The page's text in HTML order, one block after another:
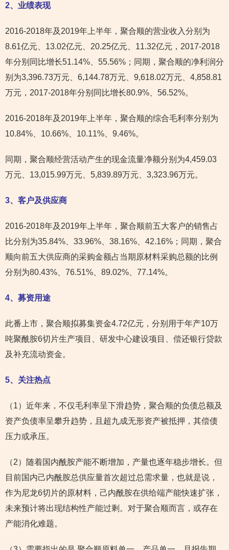
2、业绩表现
2016-2018年及2019年上半年，聚合顺的营业收入分别为
8.61亿元、13.02亿元、20.25亿元、11.32亿元，2017-2018
年分别同比增长51.14%、55.56%；同期，聚合顺的净利润分
别为3,396.73万元、6,144.78万元、9,618.02万元、4,858.81
万元，2017-2018年分别同比增长80.9%、56.52%。
2016-2018年及2019年上半年，聚合顺的综合毛利率分别为
10.84%、10.66%、10.11%、9.46%。
同期，聚合顺经营活动产生的现金流量净额分别为4,459.03
万元、13,015.99万元、5,839.89万元、3,323.96万元。
3、客户及供应商
2016-2018年及2019年上半年，聚合顺前五大客户的销售占
比分别为35.84%、33.96%、38.16%、42.16%；同期，聚合
顺向前五大供应商的采购金额占当期原材料采购总额的比例
分别为80.43%、76.51%、89.02%、77.14%。
4、募资用途
此番上市，聚合顺拟募集资金4.72亿元，分别用于年产10万
吨聚酰胺6切片生产项目、研发中心建设项目、偿还银行贷款
及补充流动资金。
5、关注热点
（1）近年来，不仅毛利率呈下滑趋势，聚合顺的负债总额及
资产负债率呈攀升趋势，且超九成无形资产被抵押，其偿债
压力或承压。
（2）随着国内酰胺产能不断增加，产量也逐年稳步增长。但
目前国内己内酰胺总供应量首次超过总需求量，也就是说，
作为尼龙6切片的原材料，己内酰胺在供给端产能快速扩张，
未来预计将出现结构性产能过剩。对于聚合顺而言，或存在
产能消化难题。